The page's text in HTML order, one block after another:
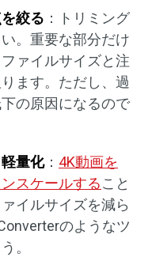
絞る ：トリミング
。重要な部分だけ
ァイルサイズと注
ます。ただし、過
の原因になるので
量化： 4K動画を
スケールすること
イルサイズを減ら
のようなツ
。